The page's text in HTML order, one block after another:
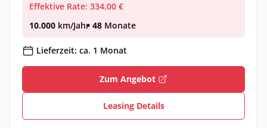
Effektive Rate: 334,00 €
10.000 km/Jahr• 48 Monate
Lieferzeit: ca. 1 Monat
Zum Angebot
Leasing Details